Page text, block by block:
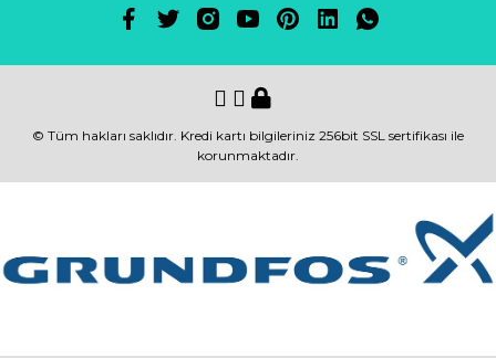
© Tüm hakları saklıdır. Kredi kartı bilgileriniz 256bit SSL sertifikası ile
korunmaktadır.